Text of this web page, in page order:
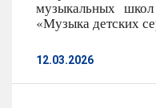
музыкальных
«Музыка детских
12.03.2026